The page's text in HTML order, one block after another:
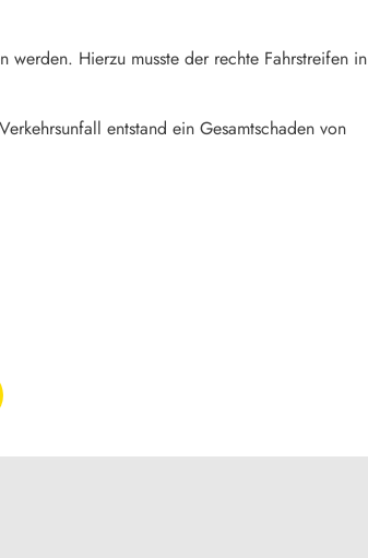
Hierzu musste der rechte Fahrstreifen in
entstand ein Gesamtschaden von